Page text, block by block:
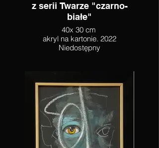
z serii Twarze "czarno-
białe"
40x 30 cm
akryl na kartonie. 2022
Niedostępny